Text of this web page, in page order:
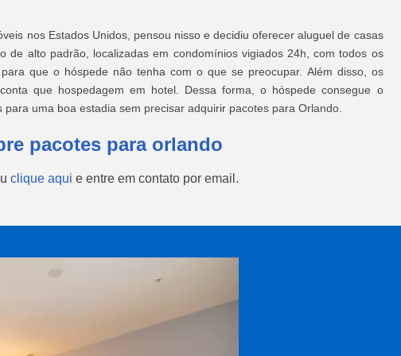
nos Estados Unidos, pensou nisso e decidiu oferecer aluguel de casas
de alto padrão, localizadas em condomínios vigiados 24h, com todos os
que o hóspede não tenha com o que se preocupar. Além disso, os
que hospedagem em hotel. Dessa forma, o hóspede consegue o
uma boa estadia sem precisar adquirir pacotes para Orlando.
pacotes para orlando
clique aqui e entre em contato por email.